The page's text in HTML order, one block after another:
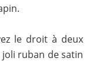
le droit à deux
ruban de satin